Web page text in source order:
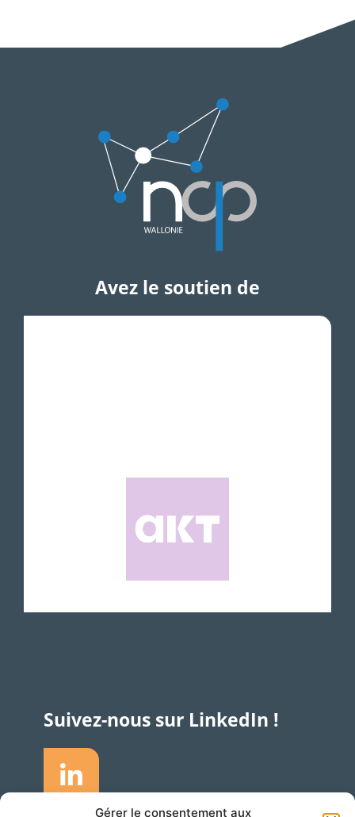
Gérer le consentement aux
Avez le soutien de
Suivez-nous sur LinkedIn !